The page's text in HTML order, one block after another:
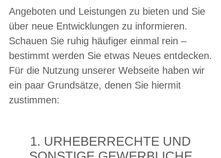
Angeboten und Leistungen zu bieten und Sie
über neue Entwicklungen zu informieren.
Schauen Sie ruhig häufiger einmal rein –
bestimmt werden Sie etwas Neues entdecken.
Für die Nutzung unserer Webseite haben wir
ein paar Grundsätze, denen Sie hiermit
zustimmen:
1. URHEBERRECHTE UND